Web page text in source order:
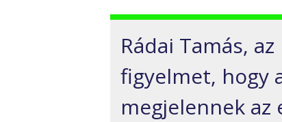
Rádai Tamás,
figyelmet, hogy
megjelennek